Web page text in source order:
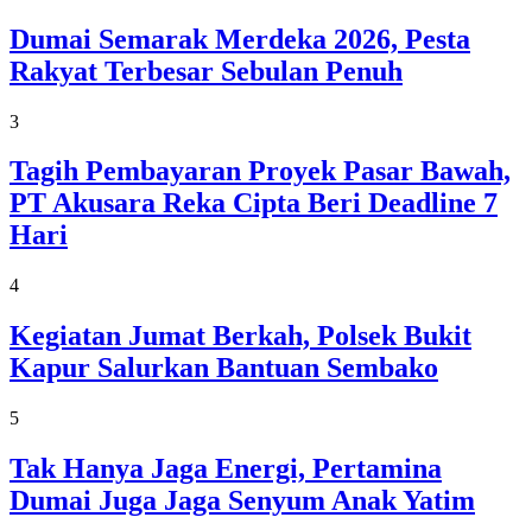
Dumai Semarak Merdeka 2026, Pesta
Rakyat Terbesar Sebulan Penuh
3
Tagih Pembayaran Proyek Pasar Bawah,
PT Akusara Reka Cipta Beri Deadline 7
Hari
4
Kegiatan Jumat Berkah, Polsek Bukit
Kapur Salurkan Bantuan Sembako
5
Tak Hanya Jaga Energi, Pertamina
Dumai Juga Jaga Senyum Anak Yatim